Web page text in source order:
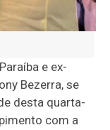
e ex-
Bezerra, se
desta quarta-
com a